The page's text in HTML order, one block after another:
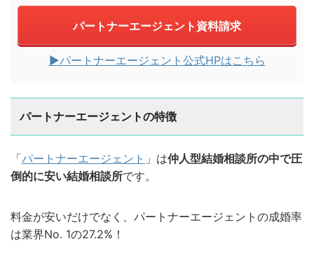
パートナーエージェント資料請求
▶︎パートナーエージェント公式HPはこちら
パートナーエージェントの特徴
「パートナーエージェント 」は仲人型結婚相談所の中で圧
倒的に安い結婚相談所です。
料金が安いだけでなく、パートナーエージェントの成婚率
は業界No. 1の27.2%！